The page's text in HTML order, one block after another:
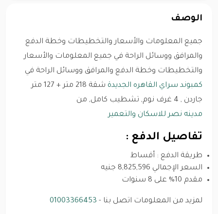
الوصف
جميع المعلومات والأسعار والتخطيطات وخطة الدفع
والمرافق ووسائل الراحة في جميع المعلومات والأسعار
والتخطيطات وخطة الدفع والمرافق ووسائل الراحة في
كمبوند سراي القاهره الجديدة
شقة 218 متر + 127 متر
جاردن , 4 غرف نوم, تشطيب كامل, من
مدينه نصر للاسكان والتعمير
تفاصيل الدفع :
طريقة الدفع : أقساط
السعر الإجمالي 8,825,596 جنيه
مقدم 10% على 8 سنوات
لمزيد من المعلومات اتصل بنا - 01003366453